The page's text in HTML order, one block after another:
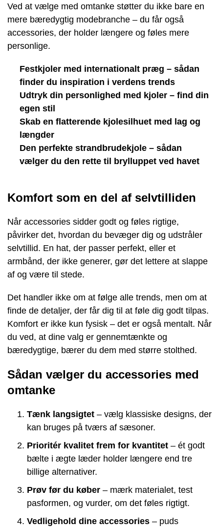
Ved at vælge med omtanke støtter du ikke bare en
mere bæredygtig modebranche – du får også
accessories, der holder længere og føles mere
personlige.
Festkjoler med internationalt præg – sådan
finder du inspiration i verdens trends
Udtryk din personlighed med kjoler – find din
egen stil
Skab en flatterende kjolesilhuet med lag og
længder
Den perfekte strandbrudekjole – sådan
vælger du den rette til brylluppet ved havet
Komfort som en del af selvtilliden
Når accessories sidder godt og føles rigtige,
påvirker det, hvordan du bevæger dig og udstråler
selvtillid. En hat, der passer perfekt, eller et
armbånd, der ikke generer, gør det lettere at slappe
af og være til stede.
Det handler ikke om at følge alle trends, men om at
finde de detaljer, der får dig til at føle dig godt tilpas.
Komfort er ikke kun fysisk – det er også mentalt. Når
du ved, at dine valg er gennemtænkte og
bæredygtige, bærer du dem med større stolthed.
Sådan vælger du accessories med
omtanke
Tænk langsigtet – vælg klassiske designs, der
kan bruges på tværs af sæsoner.
Prioritér kvalitet frem for kvantitet – ét godt
bælte i ægte læder holder længere end tre
billige alternativer.
Prøv før du køber – mærk materialet, test
pasformen, og vurder, om det føles rigtigt.
Vedligehold dine accessories – puds